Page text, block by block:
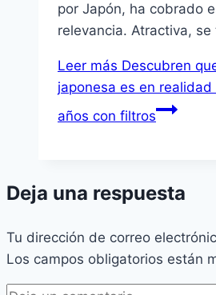
por Japón, ha cobrado
relevancia. Atractiva,
Leer más Descubren
japonesa es en
años con filtros
Deja una respuesta
Tu dirección de correo
Los campos obligatorios están